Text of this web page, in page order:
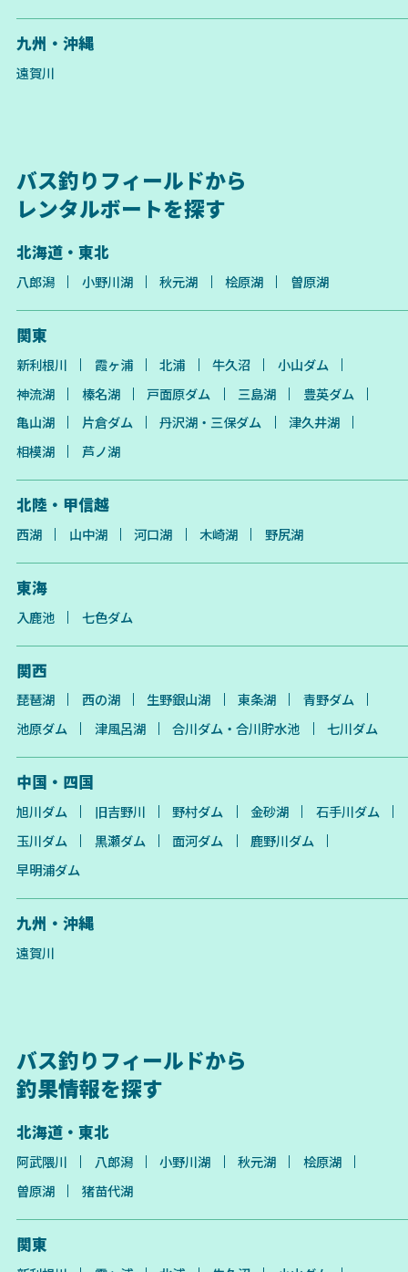
九州・沖縄
遠賀川
バス釣りフィールドから
レンタルボートを探す
北海道・東北
八郎潟 小野川湖 秋元湖 桧原湖 曽原湖
関東
新利根川 霞ヶ浦 北浦 牛久沼
小山ダム
神流湖
榛名湖 戸面原ダム 三島湖
豊英ダム
亀山湖
片倉ダム 丹沢湖・三保ダム
津久井湖
相模湖
芦ノ湖
北陸・甲信越
西湖 山中湖 河口湖 木崎湖 野尻湖
東海
入鹿池 七色ダム
関西
琵琶湖 西の湖 生野銀山湖 東条湖
青野ダム
池原ダム
津風呂湖 合川ダム・合川貯水池 七川ダム
中国・四国
旭川ダム 旧吉野川 野村ダム 金砂湖
石手川ダム
玉川ダム
黒瀬ダム 面河ダム
鹿野川ダム
早明浦ダム
九州・沖縄
遠賀川
バス釣りフィールドから
釣果情報を探す
北海道・東北
阿武隈川 八郎潟 小野川湖 秋元湖
桧原湖
曽原湖
猪苗代湖
関東